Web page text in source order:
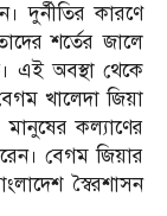
দুর্নীতির কারণে
শর্তের জালে
এই অবস্থা থেকে
খালেদা জিয়া
কল্যাণের
বেগম জিয়ার
স্বৈরশাসন